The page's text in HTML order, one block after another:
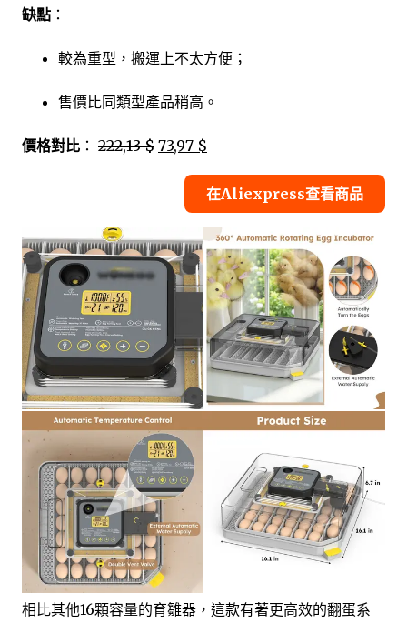
缺點 ：
較為重型，搬運上不太方便；
售價比同類型產品稍高。
價格對比 ： 222,13 $ 73,97 $
在Aliexpress查看商品
相比其他16顆容量的育雛器，這款有著更高效的翻蛋系